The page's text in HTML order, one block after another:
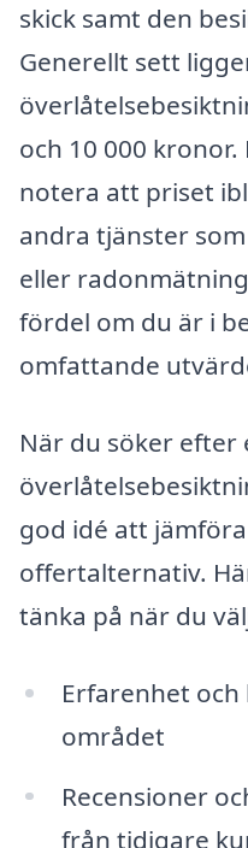
skick samt den
Generellt sett
och 10 000
notera att priset
andra tjänster
eller
fördel om du är i
omfattande
När du söker
god idé att
offertalternativ.
tänka på när du
Erfarenhet
området
Recensioner
från tidigare